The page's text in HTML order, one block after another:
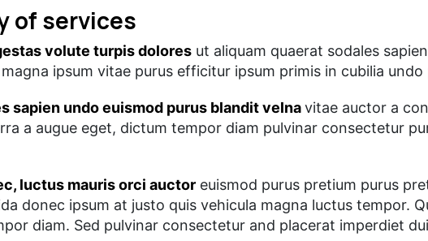
of services
volute turpis dolores ut aliquam quaerat sodales
ipsum vitae purus efficitur ipsum primis in cubilia
sapien undo euismod purus blandit velnavitae auctor a
a augue eget, dictum tempor diam pulvinar consectetur
luctus mauris orci auctor euismod purus pretium purus
donec ipsum at justo quis vehicula magna luctus tempor.
diam. Sed pulvinar consectetur and placerat imperdiet